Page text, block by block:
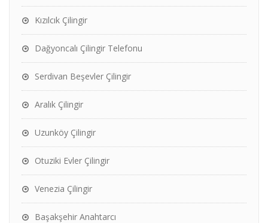
Kızılcık Çilingir
Dağyoncalı Çilingir Telefonu
Serdivan Beşevler Çilingir
Aralık Çilingir
Uzunköy Çilingir
Otuziki Evler Çilingir
Venezia Çilingir
Başakşehir Anahtarcı